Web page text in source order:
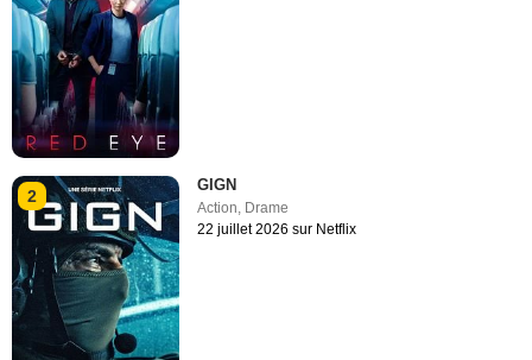
2
GIGN
Action Drame
22 juillet 2026 sur Netflix